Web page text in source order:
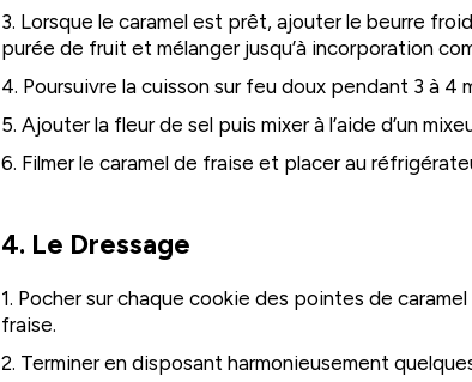
3. Lorsque le caramel est prêt, ajouter le beurre
purée de fruit et mélanger jusqu’à incorporation
4. Poursuivre la cuisson sur feu doux pendant 3 à 4
5. Ajouter la fleur de sel puis mixer à l’aide d’un
6. Filmer le caramel de fraise et placer au
4. Le Dressage
1. Pocher sur chaque cookie des pointes de
fraise.
2. Terminer en disposant harmonieusement